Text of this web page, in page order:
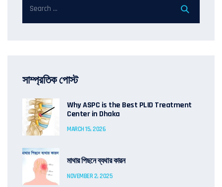
সাম্প্রতিক পোস্ট
Why ASPC is the Best PLID Treatment
Center in Dhaka
MARCH 15, 2026
মাথার পিছনে ব্যথার কারন
NOVEMBER 2, 2025